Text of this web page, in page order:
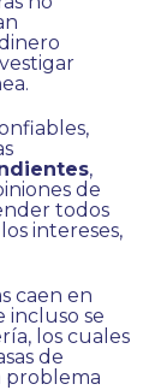
,
de
todos
intereses,
caen en
incluso se
los cuales
de
problema